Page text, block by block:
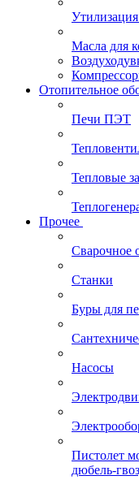
Утилизация
Масла для
Отопительное
Печи ПЭТ
Тепловые
Прочее
Сварочное
Станки
Буры для
Насосы
Пистолет
дюбель-